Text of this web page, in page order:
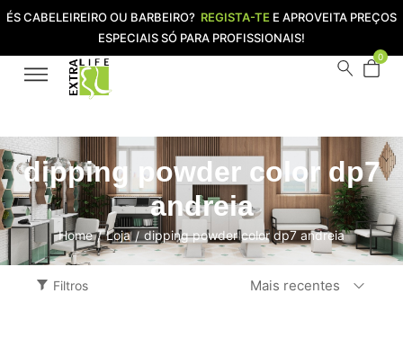
ÉS CABELEIREIRO OU BARBEIRO? REGISTA-TE E APROVEITA PREÇOS
ESPECIAIS SÓ PARA PROFISSIONAIS!
0
dipping powder color dp7
andreia
Home / Loja / dipping powder color dp7 andreia
Filtros Mais recentes